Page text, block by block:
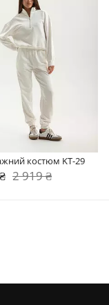
костюм KT-29
2 919 ₴